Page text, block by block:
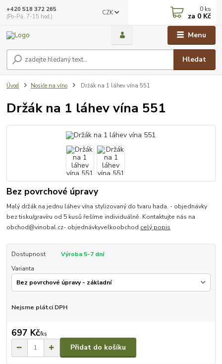
Menu
CZK
Hledat
+420 518 372 265
(Po-Pá, 7-15 hod.)
0 ks
za 0 Kč
Úvod Nosiče na víno Držák na 1 láhev vína 551
Držák na 1 láhev vína 551
Bez povrchové úpravy
Malý držák na jednu láhev vína stylizovaný do tvaru hada. - objednávky
bez tisku/gravíru od 5 kusů řešíme individuálně. Kontaktujte nás na
obchod@vinobal.cz- objednávkyvelkoobchod celý popis
Dostupnost
Výroba 5-7 dní
Varianta
Nejsme plátci DPH
697 Kč/ks
Přidat do košíku